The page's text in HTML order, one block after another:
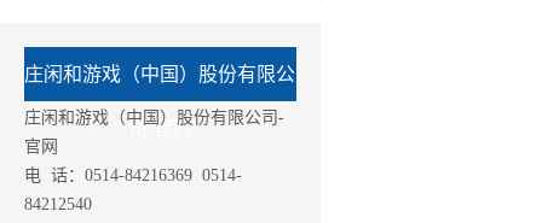
庄闲和游戏（中国）股份有限公
司-官网
庄闲和游戏（中国）股份有限公司-
官网
电 话：0514-84216369 0514-
84212540